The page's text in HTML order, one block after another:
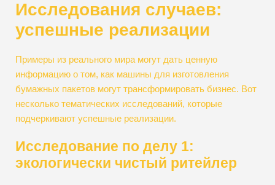
Исследования случаев:
успешные реализации
Примеры из реального мира могут дать ценную
информацию о том, как машины для изготовления
бумажных пакетов могут трансформировать бизнес. Вот
несколько тематических исследований, которые
подчеркивают успешные реализации.
Исследование по делу 1:
экологически чистый ритейлер